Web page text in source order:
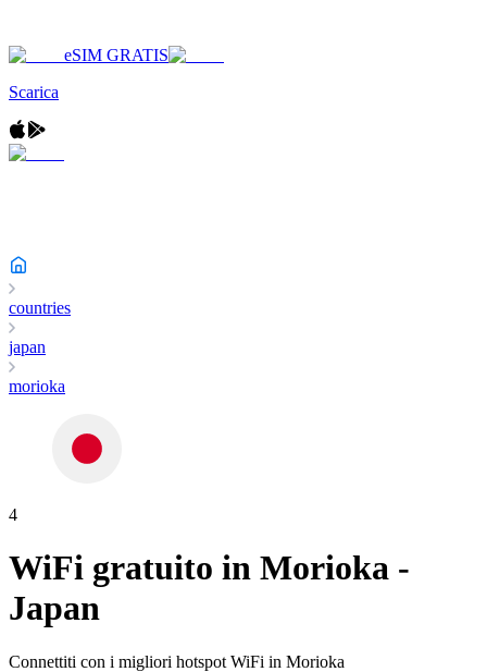
eSIM GRATIS
Scarica
countries
japan
morioka
4
WiFi gratuito in Morioka -
Japan
Connettiti con i migliori hotspot WiFi in Morioka